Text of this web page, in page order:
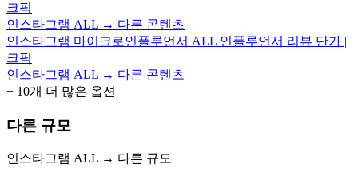
크픽
인스타그램 ALL → 다른 콘텐츠
인스타그램 마이크로인플루언서 ALL 인플루언서 리뷰 단가 |
크픽
인스타그램 ALL → 다른 콘텐츠
+ 10개 더 많은 옵션
다른 규모
인스타그램 ALL → 다른 규모